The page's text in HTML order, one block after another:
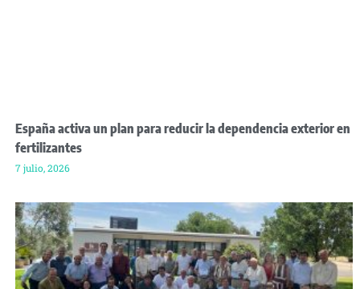
España activa un plan para reducir la dependencia exterior en
fertilizantes
7 julio, 2026